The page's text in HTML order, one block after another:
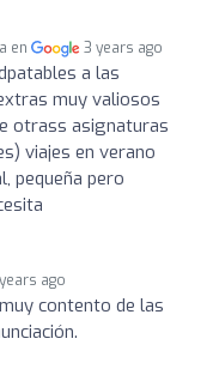
en 3 years ago
a las
muy valiosos
otrass asignaturas
viajes en verano
pequeña pero
ago
contento de las